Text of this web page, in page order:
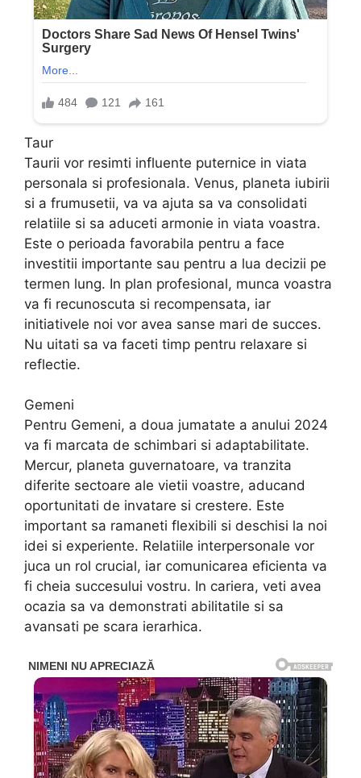
Taur
Taurii vor resimti influente puternice in viata
personala si profesionala. Venus, planeta iubirii
si a frumusetii, va va ajuta sa va consolidati
relatiile si sa aduceti armonie in viata voastra.
Este o perioada favorabila pentru a face
investitii importante sau pentru a lua decizii pe
termen lung. In plan profesional, munca voastra
va fi recunoscuta si recompensata, iar
initiativele noi vor avea sanse mari de succes.
Nu uitati sa va faceti timp pentru relaxare si
reflectie.
Gemeni
Pentru Gemeni, a doua jumatate a anului 2024
va fi marcata de schimbari si adaptabilitate.
Mercur, planeta guvernatoare, va tranzita
diferite sectoare ale vietii voastre, aducand
oportunitati de invatare si crestere. Este
important sa ramaneti flexibili si deschisi la noi
idei si experiente. Relatiile interpersonale vor
juca un rol crucial, iar comunicarea eficienta va
fi cheia succesului vostru. In cariera, veti avea
ocazia sa va demonstrati abilitatile si sa
avansati pe scara ierarhica.